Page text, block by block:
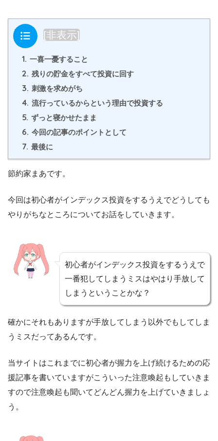
目次 [非表示]
1. 一喜一憂すること
2. 残りの貯金をすべて投資に回す
3. 刺激を求めがち
4. 流行っているからという理由で投資する
5. ずっと寝かせたまま
6. 今回の記事のポイントとして
7. 最後に
節約家まあです。
今回は初心者がインデックス投資をするうえでどうしても
やりがちなところについてお話をしていきます。
初心者がインデックス投資をするうえで
一番犯してしまうミスはやはり手放して
しまうということかな？
確かにそれもありますが手放してしまう以外でもしてしま
うミスだってあるんです。
当サイトはこれまでに初心者が握力を上げ続けるための応
援記事を書いていますがこういった注意喚起もしていきま
すので注意喚起も聞いてどんどん握力を上げていきましょ
う。